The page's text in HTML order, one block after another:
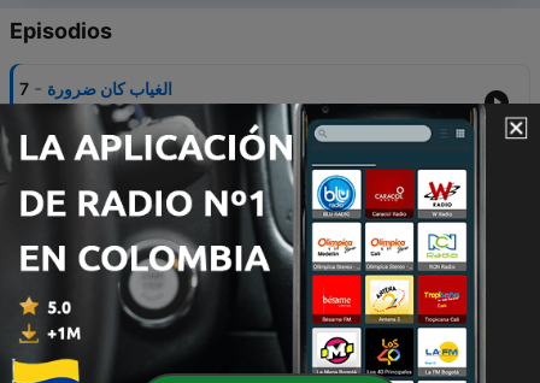
Episodios
7 - الغياب كان ضرورة
08 ene. 2026
6 - استشراف رمضان | بين التوبة والتغيير الحقيقي
30 mar. 2024
5 - شعاع النور في زمن الشدائد
22 mar. 2024
4 - استمر في السعي
09 ago. 2023